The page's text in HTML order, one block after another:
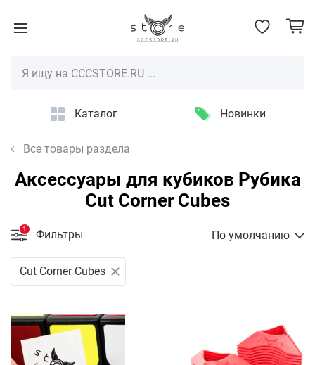
Каталог Новинки
Все товары раздела
Аксессуары для кубиков Рубика
Cut Corner Cubes
Фильтры
1 По умолчанию
Cut Corner Cubes